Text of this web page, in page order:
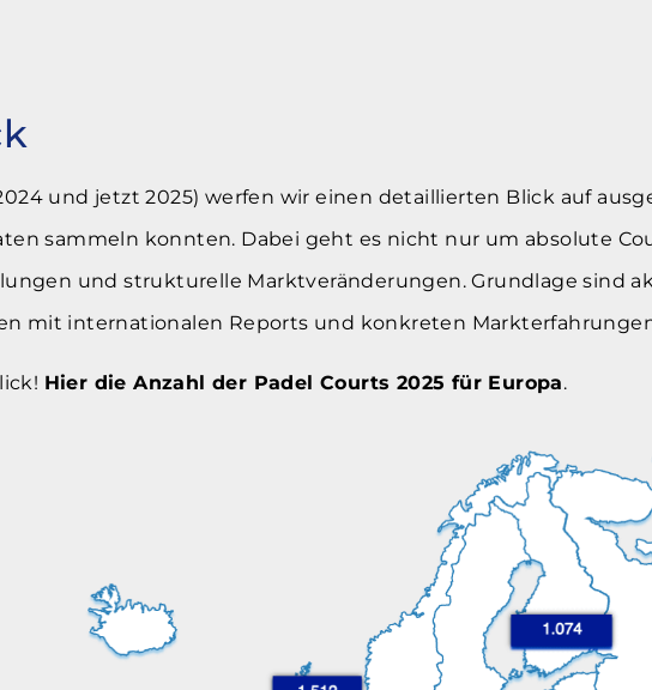
und jetzt 2025) werfen wir einen detaillierten Blick auf
sammeln konnten. Dabei geht es nicht nur um absolute
und strukturelle Marktveränderungen. Grundlage sind
mit internationalen Reports und konkreten
Hier die Anzahl der Padel Courts 2025 für Europa.